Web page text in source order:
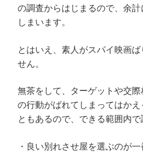
の調査からはじまるので、余
しまいます。
とはいえ、素人がスパイ映画
せん。
無茶をして、ターゲットや交
の行動がばれてしまってはか
ともあるので、できる範囲内で
・良い別れさせ屋を選ぶのが